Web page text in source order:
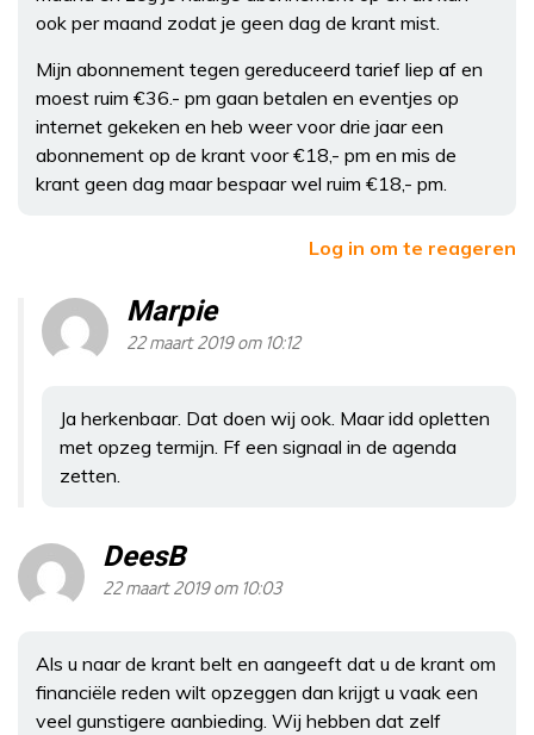
ook per maand zodat je geen dag de krant mist.
Mijn abonnement tegen gereduceerd tarief liep af en
moest ruim €36.- pm gaan betalen en eventjes op
internet gekeken en heb weer voor drie jaar een
abonnement op de krant voor €18,- pm en mis de
krant geen dag maar bespaar wel ruim €18,- pm.
Log in om te reageren
Marpie
22 maart 2019 om 10:12
Ja herkenbaar. Dat doen wij ook. Maar idd opletten
met opzeg termijn. Ff een signaal in de agenda
zetten.
DeesB
22 maart 2019 om 10:03
Als u naar de krant belt en aangeeft dat u de krant om
financiële reden wilt opzeggen dan krijgt u vaak een
veel gunstigere aanbieding. Wij hebben dat zelf